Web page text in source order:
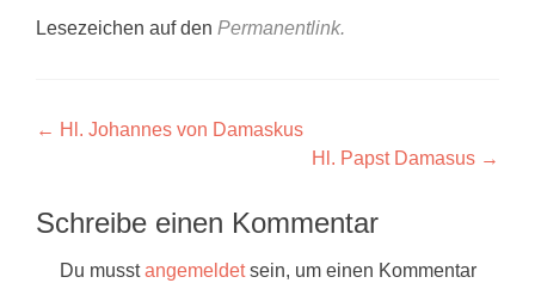
Lesezeichen auf den Permanentlink.
Beitragsnavigation
← Hl. Johannes von Damaskus
Hl. Papst Damasus →
Schreibe einen Kommentar
Du musstangemeldetsein, um einen Kommentar